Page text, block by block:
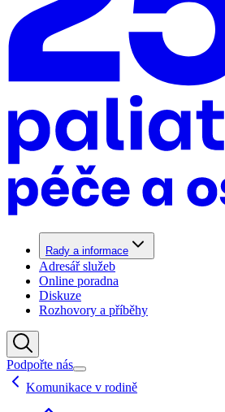
Rady a informace
Adresář služeb
Online poradna
Diskuze
Rozhovory a příběhy
Podpořte nás
Komunikace v rodině